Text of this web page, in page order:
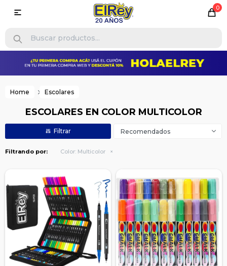
0

Home Escolares
ESCOLARES EN COLOR MULTICOLOR
Recomendados
Filtrando por: Color: Multicolor